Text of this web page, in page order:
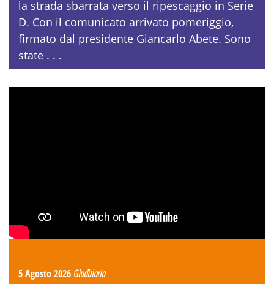
la strada sbarrata verso il ripescaggio in Serie
D. Con il comunicato arrivato pomeriggio,
firmato dal presidente Giancarlo Abete. Sono
state . . .
5 Agosto 2026 Giudiziaria